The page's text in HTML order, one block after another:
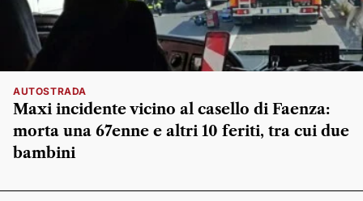
AUTOSTRADA
Maxi incidente vicino al casello di Faenza:
morta una 67enne e altri 10 feriti, tra cui due
bambini